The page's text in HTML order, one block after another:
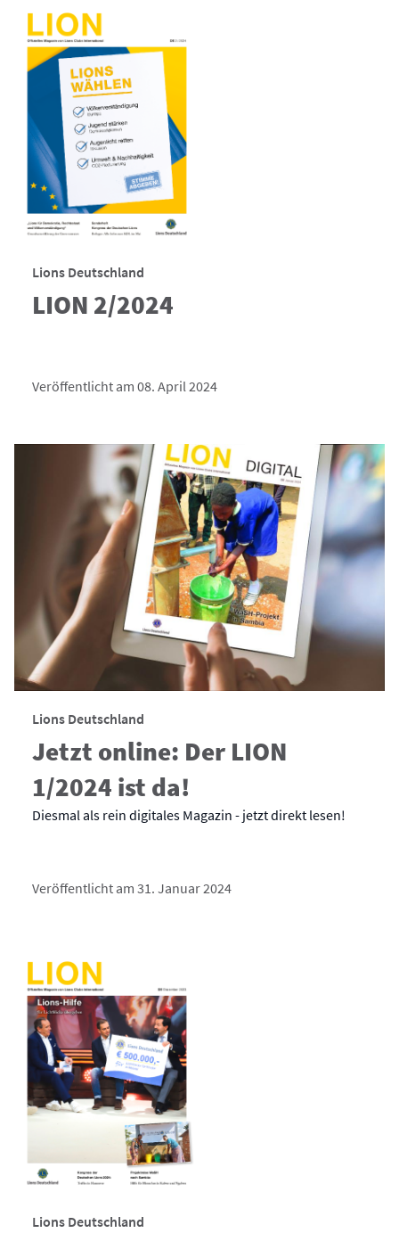
Lions Deutschland
LION 2/2024
Veröffentlicht am 08. April 2024
Lions Deutschland
Jetzt online: Der LION
1/2024 ist da!
Diesmal als rein digitales Magazin - jetzt direkt lesen!
Veröffentlicht am 31. Januar 2024
Lions Deutschland